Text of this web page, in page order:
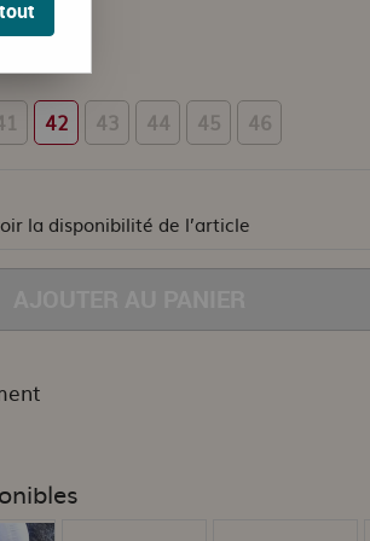
42 43 44 45 46
la disponibilité de l’article